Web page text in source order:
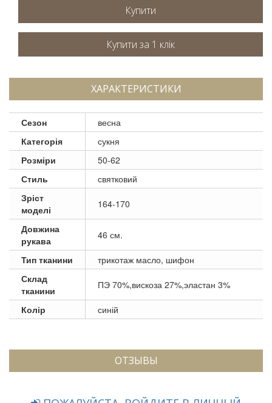
Купити
ХАРАКТЕРИСТИКИ
Сезон
весна
Категорія
сукня
Розміри
50-62
Стиль
святковий
Зріст
моделі
164-170
Довжина
рукава
46 см.
Тип тканини
трикотаж масло, шифон
Склад
тканини
ПЭ 70%,вискоза 27%,эластан 3%
Колір синій
ОТЗЫВЫ